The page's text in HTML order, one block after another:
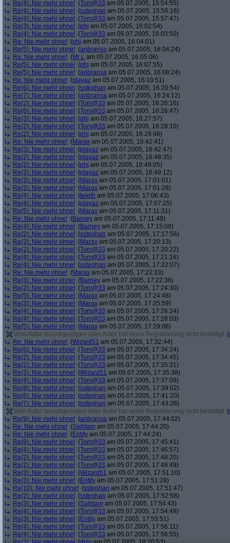
Re(4): Nie mehr ohne! (Tom@33 am 05.07.2005, 15:54:55)
Re(4): Nie mehr ohne! (sstephan am 05.07.2005, 15:56:16)
Re(4): Nie mehr ohne! (Tom@33 am 05.07.2005, 15:57:47)
Re(3): Nie mehr ohne! (phj am 05.07.2005, 16:02:54)
Re(4): Nie mehr ohne! (Tom@33 am 05.07.2005, 16:03:50)
Re: Nie mehr ohne! (phj am 05.07.2005, 16:04:01)
Re(5): Nie mehr ohne! (anbransa am 05.07.2005, 16:04:24)
Re: Nie mehr ohne! (Mr L am 05.07.2005, 16:05:06)
Re(5): Nie mehr ohne! (phj am 05.07.2005, 16:07:55)
Re(5): Nie mehr ohne! (anbransa am 05.07.2005, 16:08:24)
Re: Nie mehr ohne! (playaz am 05.07.2005, 16:10:51)
Re(6): Nie mehr ohne! (sstephan am 05.07.2005, 16:20:54)
Re(7): Nie mehr ohne! (anbransa am 05.07.2005, 16:24:12)
Re(2): Nie mehr ohne! (Tom@33 am 05.07.2005, 16:26:16)
Re(6): Nie mehr ohne! (Tom@33 am 05.07.2005, 16:26:47)
Re(3): Nie mehr ohne! (phj am 05.07.2005, 16:27:57)
Re(2): Nie mehr ohne! (Tom@33 am 05.07.2005, 16:28:10)
Re(2): Nie mehr ohne! (phj am 05.07.2005, 16:29:48)
Re: Nie mehr ohne! (Marax am 05.07.2005, 16:42:41)
Re(3): Nie mehr ohne! (playaz am 05.07.2005, 16:42:47)
Re(2): Nie mehr ohne! (playaz am 05.07.2005, 16:48:35)
Re(2): Nie mehr ohne! (phj am 05.07.2005, 16:49:05)
Re(3): Nie mehr ohne! (playaz am 05.07.2005, 16:49:12)
Re(3): Nie mehr ohne! (Marax am 05.07.2005, 17:01:01)
Re(3): Nie mehr ohne! (Marax am 05.07.2005, 17:01:28)
Re(4): Nie mehr ohne! (teleth am 05.07.2005, 17:06:43)
Re(4): Nie mehr ohne! (playaz am 05.07.2005, 17:07:25)
Re(5): Nie mehr ohne! (Marax am 05.07.2005, 17:11:31)
Re: Nie mehr ohne! (Barney am 05.07.2005, 17:11:49)
Re(4): Nie mehr ohne! (Barney am 05.07.2005, 17:15:09)
Re(2): Nie mehr ohne! (sstephan am 05.07.2005, 17:17:56)
Re(3): Nie mehr ohne! (Marax am 05.07.2005, 17:20:13)
Re(2): Nie mehr ohne! (Tom@33 am 05.07.2005, 17:20:22)
Re(4): Nie mehr ohne! (Tom@33 am 05.07.2005, 17:21:16)
Re(4): Nie mehr ohne! (sstephan am 05.07.2005, 17:22:07)
Re: Nie mehr ohne! (Marax am 05.07.2005, 17:22:33)
Re(3): Nie mehr ohne! (Barney am 05.07.2005, 17:22:36)
Re(2): Nie mehr ohne! (Tom@33 am 05.07.2005, 17:24:30)
Re(5): Nie mehr ohne! (Marax am 05.07.2005, 17:24:48)
Re(3): Nie mehr ohne! (Marax am 05.07.2005, 17:25:59)
Re(4): Nie mehr ohne! (Tom@33 am 05.07.2005, 17:26:24)
Re(4): Nie mehr ohne! (Tom@33 am 05.07.2005, 17:28:03)
Re(5): Nie mehr ohne! (Marax am 05.07.2005, 17:29:08)
Vom Autor zurückgezogen oder Autor hat seine Registrierung nicht bestätigt (
Re: Nie mehr ohne! (Wizard51 am 05.07.2005, 17:32:44)
Re(6): Nie mehr ohne! (Tom@33 am 05.07.2005, 17:34:24)
Re(2): Nie mehr ohne! (Tom@33 am 05.07.2005, 17:34:45)
Re(2): Nie mehr ohne! (Tom@33 am 05.07.2005, 17:35:31)
Re(3): Nie mehr ohne! (Wizard51 am 05.07.2005, 17:35:38)
Re(4): Nie mehr ohne! (Tom@33 am 05.07.2005, 17:37:09)
Re(8): Nie mehr ohne! (sstephan am 05.07.2005, 17:39:02)
Re(6): Nie mehr ohne! (sstephan am 05.07.2005, 17:41:20)
Re(7): Nie mehr ohne! (sstephan am 05.07.2005, 17:43:28)
Vom Autor zurückgezogen oder Autor hat seine Registrierung nicht bestätigt (
Re(9): Nie mehr ohne! (anbransa am 05.07.2005, 17:44:02)
Re: Nie mehr ohne! (Sajhtam am 05.07.2005, 17:44:20)
Re: Nie mehr ohne! (Entity am 05.07.2005, 17:44:24)
Re(8): Nie mehr ohne! (Tom@33 am 05.07.2005, 17:45:41)
Re(4): Nie mehr ohne! (Tom@33 am 05.07.2005, 17:46:57)
Re(2): Nie mehr ohne! (Tom@33 am 05.07.2005, 17:48:20)
Re(2): Nie mehr ohne! (Tom@33 am 05.07.2005, 17:48:49)
Re(3): Nie mehr ohne! (Wizard51 am 05.07.2005, 17:51:10)
Re(3): Nie mehr ohne! (Entity am 05.07.2005, 17:51:28)
Re(10): Nie mehr ohne! (sstephan am 05.07.2005, 17:51:47)
Re(2): Nie mehr ohne! (sstephan am 05.07.2005, 17:52:58)
Re(3): Nie mehr ohne! (Sajhtam am 05.07.2005, 17:54:43)
Re(4): Nie mehr ohne! (Tom@33 am 05.07.2005, 17:54:49)
Re(3): Nie mehr ohne! (Entity am 05.07.2005, 17:55:51)
Re(4): Nie mehr ohne! (Tom@33 am 05.07.2005, 17:56:11)
Re(4): Nie mehr ohne! (Tom@33 am 05.07.2005, 17:56:55)